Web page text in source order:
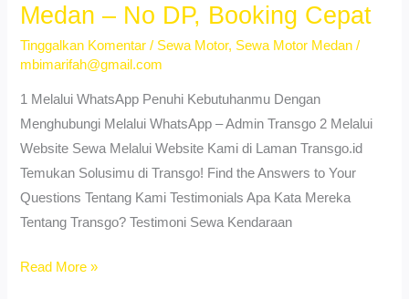
Medan – No DP, Booking Cepat
Tinggalkan Komentar / Sewa Motor, Sewa Motor Medan /
mbimarifah@gmail.com
1 Melalui WhatsApp Penuhi Kebutuhanmu Dengan
Menghubungi Melalui WhatsApp – Admin Transgo 2 Melalui
Website Sewa Melalui Website Kami di Laman Transgo.id
Temukan Solusimu di Transgo! Find the Answers to Your
Questions Tentang Kami Testimonials Apa Kata Mereka
Tentang Transgo? Testimoni Sewa Kendaraan
Sewa
Read More »